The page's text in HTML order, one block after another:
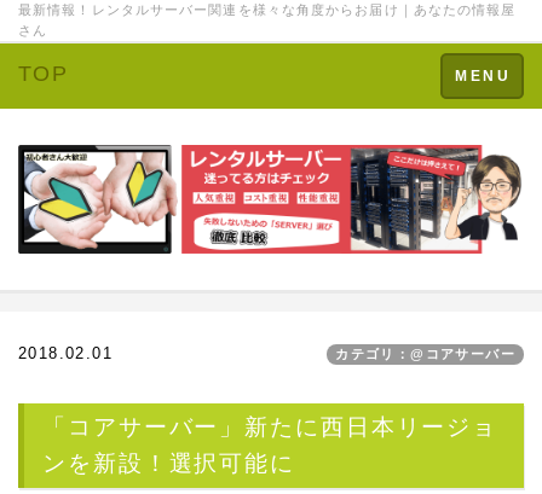
最新情報！レンタルサーバー関連を様々な角度からお届け｜あなたの情報屋
さん
Toggle
navigation
MENU
TOP
2018.02.01 カテゴリ：@コアサーバー
「コアサーバー」新たに西日本リージョ
ンを新設！選択可能に